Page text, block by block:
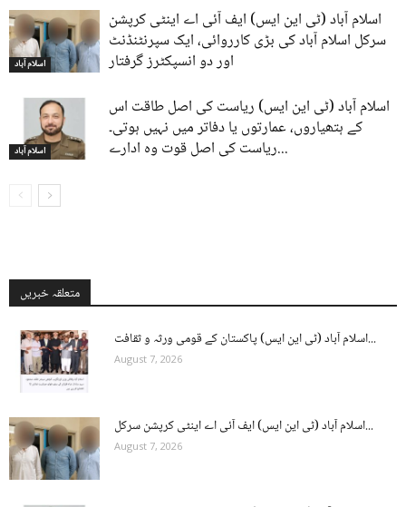
اسلام آباد
اسلام آباد (ٹی این ایس) ایف آئی اے اینٹی کرپشن
سرکل اسلام آباد کی بڑی کارروائی، ایک سپرنٹنڈنٹ
اور دو انسپکٹرز گرفتار
اسلام آباد
اسلام آباد (ٹی این ایس) ریاست کی اصل طاقت اس
کے ہتھیاروں، عمارتوں یا دفاتر میں نہیں ہوتی۔
ریاست کی اصل قوت وہ ادارے...
متعلقہ خبریں
اسلام آباد (ٹی این ایس) پاکستان کے قومی ورثہ و ثقافت...
August 7, 2026
اسلام آباد (ٹی این ایس) ایف آئی اے اینٹی کرپشن سرکل...
August 7, 2026